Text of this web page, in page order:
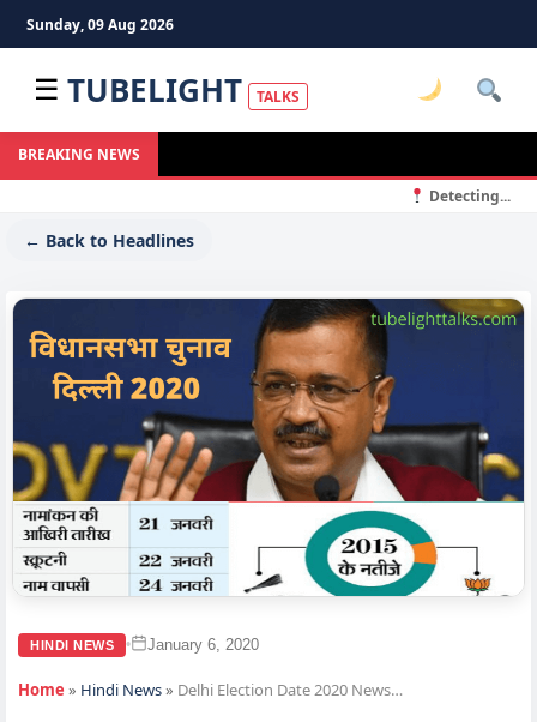
Sunday, 09 Aug 2026
☰ TUBELIGHT TALKS
BREAKING NEWS
Detecting...
← Back to Headlines
HINDI NEWS • January 6, 2020
Home » Hindi News» Delhi Election Date 2020 News…